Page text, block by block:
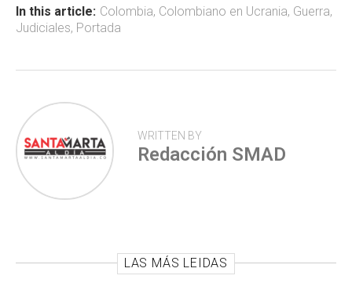
ok p
p
tir
In this article: Colombia, Colombiano en Ucrania, Guerra,
Judiciales, Portada
WRITTEN BY
Redacción SMAD
LAS MÁS LEIDAS